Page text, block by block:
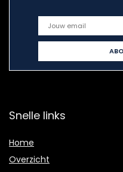
Snelle links
Home
Overzicht